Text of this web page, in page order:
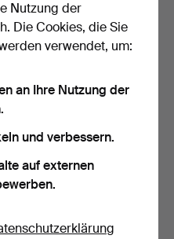
Schätzwert
70 USD
KONVOLUT ASTERIX UND
Nutzung der
Die Cookies, die Sie
verwendet, um:
an Ihre Nutzung der
und verbessern.
auf externen